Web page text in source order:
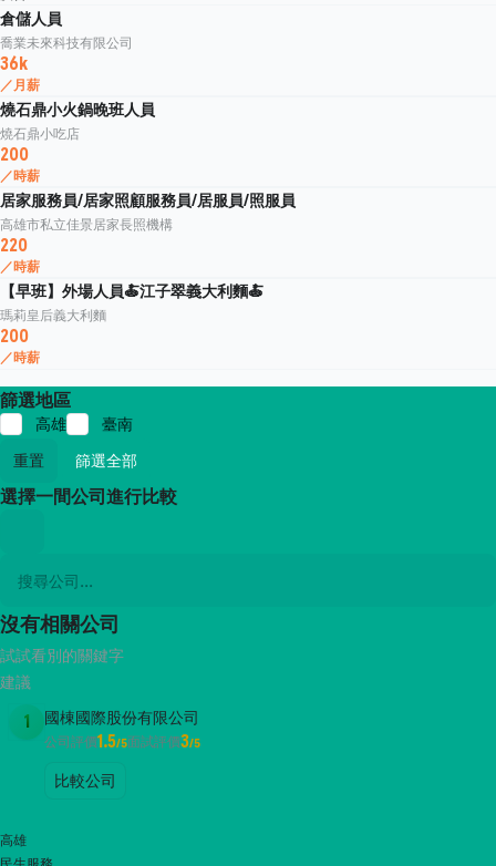
倉儲人員
喬業未來科技有限公司
36k
／月薪
燒石鼎小火鍋晚班人員
燒石鼎小吃店
200
／時薪
居家服務員/居家照顧服務員/居服員/照服員
高雄市私立佳景居家長照機構
220
／時薪
【早班】外場人員🍝江子翠義大利麵🍝
瑪莉皇后義大利麵
200
／時薪
篩選地區
高雄
臺南
重置
篩選全部
選擇一間公司進行比較
沒有相關公司
試試看別的關鍵字
建議
1 國棟國際股份有限公司
公司評價1.5/5面試評價3/5
比較公司
高雄